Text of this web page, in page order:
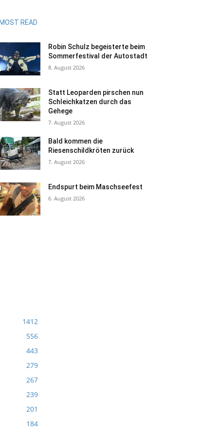
READ
Robin Schulz begeisterte beim
Sommerfestival der Autostadt
8. August 2026
Statt Leoparden pirschen nun
Schleichkatzen durch das
Gehege
7. August 2026
Bald kommen die
Riesenschildkröten zurück
7. August 2026
Endspurt beim Maschseefest
6. August 2026
1412
556
443
279
267
239
201
184